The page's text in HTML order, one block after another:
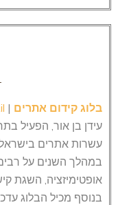
בלוג קידום אתרים |
עשרות אתרים
אופטימיזציה, השגת
בנוסף מכיל הבלוג